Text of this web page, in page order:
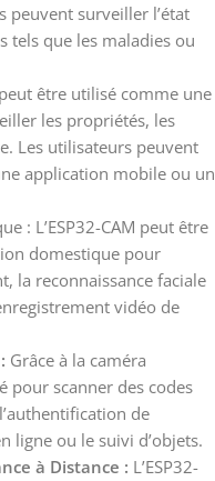
peuvent surveiller l’état
tels que les maladies ou
peut être utilisé comme une
les propriétés, les
Les utilisateurs peuvent
application mobile ou un
: L’ESP32-CAM peut être
domestique pour
la reconnaissance faciale
vidéo de
Grâce à la caméra
pour scanner des codes
de
ligne ou le suivi d’objets.
à Distance : L’ESP32-